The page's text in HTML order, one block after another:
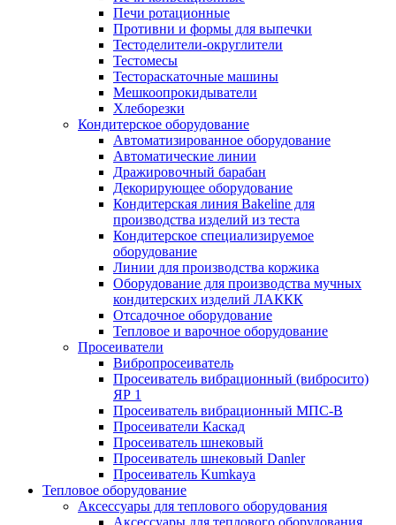
Печи ротационные
Противни и формы для выпечки
Тестоделители-округлители
Тестомесы
Тестораскаточные машины
Мешкоопрокидыватели
Хлеборезки
Кондитерское оборудование
Автоматизированное оборудование
Автоматические линии
Дражировочный барабан
Декорирующее оборудование
Кондитерская линия Bakeline для
производства изделий из теста
Кондитерское специализируемое
оборудование
Линии для производства коржика
Оборудование для производства мучных
кондитерских изделий ЛАККК
Отсадочное оборудование
Тепловое и варочное оборудование
Просеиватели
Вибропросеиватель
Просеиватель вибрационный (вибросито)
ЯР 1
Просеиватель вибрационный МПС-В
Просеиватели Каскад
Просеиватель шнековый
Просеиватель шнековый Danler
Просеиватель Kumkaya
Тепловое оборудование
Аксессуары для теплового оборудования
Аксессуары для теплового оборудования